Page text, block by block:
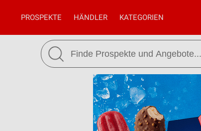
PROSPEKTE HÄNDLER KATEGORIEN